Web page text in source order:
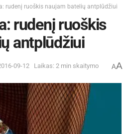
rudenį ruoškis naujam batelių antplūdžiui
rudenį ruoškis
antplūdžiui
09-12 Laikas: 2 min skaitymo AA